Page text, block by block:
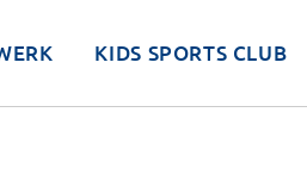
KIDS SPORTS CLUB